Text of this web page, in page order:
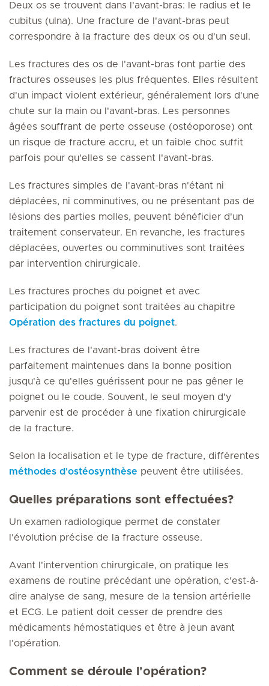
Deux os se trouvent dans l'avant-bras: le radius et le
cubitus (ulna). Une fracture de l'avant-bras peut
correspondre à la fracture des deux os ou d'un seul.
Les fractures des os de l'avant-bras font partie des
fractures osseuses les plus fréquentes. Elles résultent
d'un impact violent extérieur, généralement lors d'une
chute sur la main ou l'avant-bras. Les personnes
âgées souffrant de perte osseuse (ostéoporose) ont
un risque de fracture accru, et un faible choc suffit
parfois pour qu'elles se cassent l'avant-bras.
Les fractures simples de l'avant-bras n'étant ni
déplacées, ni comminutives, ou ne présentant pas de
lésions des parties molles, peuvent bénéficier d'un
traitement conservateur. En revanche, les fractures
déplacées, ouvertes ou comminutives sont traitées
par intervention chirurgicale.
Les fractures proches du poignet et avec
participation du poignet sont traitées au chapitre
Opération des fractures du poignet.
Les fractures de l'avant-bras doivent être
parfaitement maintenues dans la bonne position
jusqu'à ce qu'elles guérissent pour ne pas gêner le
poignet ou le coude. Souvent, le seul moyen d'y
parvenir est de procéder à une fixation chirurgicale
de la fracture.
Selon la localisation et le type de fracture, différentes
méthodes d'ostéosynthèse peuvent être utilisées.
Quelles préparations sont effectuées?
Un examen radiologique permet de constater
l'évolution précise de la fracture osseuse.
Avant l'intervention chirurgicale, on pratique les
examens de routine précédant une opération, c'est-à-
dire analyse de sang, mesure de la tension artérielle
et ECG. Le patient doit cesser de prendre des
médicaments hémostatiques et être à jeun avant
l'opération.
Comment se déroule l'opération?